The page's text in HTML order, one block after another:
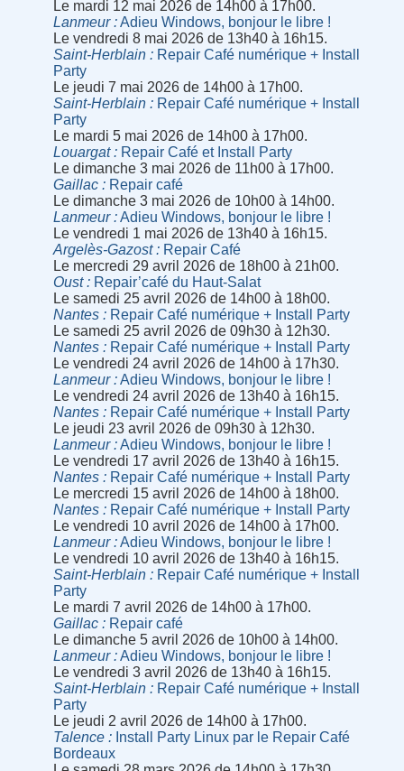
Le mardi 12 mai 2026 de 14h00 à 17h00.
Lanmeur
Adieu Windows, bonjour le libre !
Le vendredi 8 mai 2026 de 13h40 à 16h15.
Saint-Herblain
Repair Café numérique + Install
Party
Le jeudi 7 mai 2026 de 14h00 à 17h00.
Saint-Herblain
Repair Café numérique + Install
Party
Le mardi 5 mai 2026 de 14h00 à 17h00.
Louargat
Repair Café et Install Party
Le dimanche 3 mai 2026 de 11h00 à 17h00.
Gaillac
Repair café
Le dimanche 3 mai 2026 de 10h00 à 14h00.
Lanmeur
Adieu Windows, bonjour le libre !
Le vendredi 1 mai 2026 de 13h40 à 16h15.
Argelès-Gazost
Repair Café
Le mercredi 29 avril 2026 de 18h00 à 21h00.
Oust
Repair’café du Haut-Salat
Le samedi 25 avril 2026 de 14h00 à 18h00.
Nantes
Repair Café numérique + Install Party
Le samedi 25 avril 2026 de 09h30 à 12h30.
Nantes
Repair Café numérique + Install Party
Le vendredi 24 avril 2026 de 14h00 à 17h30.
Lanmeur
Adieu Windows, bonjour le libre !
Le vendredi 24 avril 2026 de 13h40 à 16h15.
Nantes
Repair Café numérique + Install Party
Le jeudi 23 avril 2026 de 09h30 à 12h30.
Lanmeur
Adieu Windows, bonjour le libre !
Le vendredi 17 avril 2026 de 13h40 à 16h15.
Nantes
Repair Café numérique + Install Party
Le mercredi 15 avril 2026 de 14h00 à 18h00.
Nantes
Repair Café numérique + Install Party
Le vendredi 10 avril 2026 de 14h00 à 17h00.
Lanmeur
Adieu Windows, bonjour le libre !
Le vendredi 10 avril 2026 de 13h40 à 16h15.
Saint-Herblain
Repair Café numérique + Install
Party
Le mardi 7 avril 2026 de 14h00 à 17h00.
Gaillac
Repair café
Le dimanche 5 avril 2026 de 10h00 à 14h00.
Lanmeur
Adieu Windows, bonjour le libre !
Le vendredi 3 avril 2026 de 13h40 à 16h15.
Saint-Herblain
Repair Café numérique + Install
Party
Le jeudi 2 avril 2026 de 14h00 à 17h00.
Talence
Install Party Linux par le Repair Café
Bordeaux